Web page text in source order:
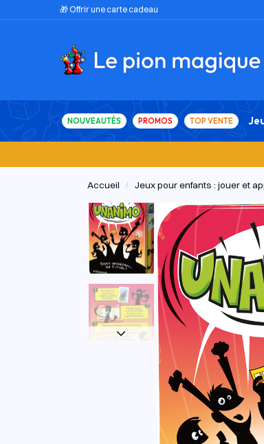
🎁 Offrir une carte cadeau
NOUVEAUTÉS PROMOS TOP VENTE
Accueil / Jeux pour enfants : jouer et